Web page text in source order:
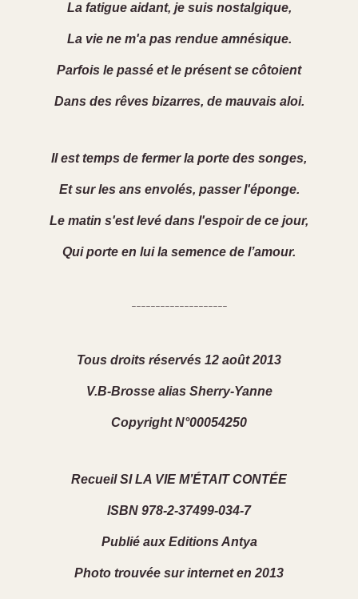
La fatigue aidant, je suis nostalgique,
La vie ne m'a pas rendue amnésique.
Parfois le passé et le présent se côtoient
Dans des rêves bizarres, de mauvais aloi.
Il est temps de fermer la porte des songes,
Et sur les ans envolés, passer l'éponge.
Le matin s'est levé dans l'espoir de ce jour,
Qui porte en lui la semence de l’amour.
--------------------
Tous droits réservés 12 août 2013
V.B-Brosse alias Sherry-Yanne
Copyright N°00054250
Recueil SI LA VIE M’ÉTAIT CONTÉE
ISBN 978-2-37499-034-7
Publié aux Editions Antya
Photo trouvée sur internet en 2013